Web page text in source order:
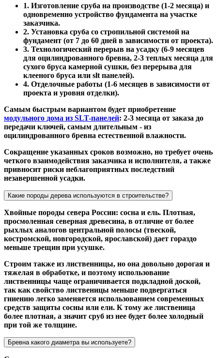
1. Изготовление сруба на производстве (1-2 месяца) и
одновременно устройство фундамента на участке
заказчика.
2. Установка сруба со стропильной системой на
фундамент (от 7 до 60 дней в зависимости от проекта).
3. Технологический перерыв на усадку (6-9 месяцев
для оцилиндрованного бревна, 2-3 теплых месяца для
сухого бруса камерной сушки, без перерыва для
клееного бруса или slt панелей).
4. Отделочные работы (1-6 месяцев в зависимости от
проекта и уровня отделки).
Самым быстрым вариантом будет приобретение
модульного дома из SLT-панелей: 2-3 месяца от заказа до
передачи ключей, самым длительным - из
оцилиндрованного бревна естественной влажности.
Сокращение указанных сроков возможно, но требует очень
четкого взаимодействия заказчика и исполнителя, а также
привносит риски неблагоприятных последствий
незавершенной усадки.
Какие породы дерева используются в строительстве?
Хвойные породы севера России: сосна и ель. Плотная,
просмоленная северная древесина, в отличие от более
рыхлых аналогов центральной полосы (твеской,
костромской, новгородской, ярославской) дает гораздо
меньше трещин при усушке.
Строим также из лиственницы, но она довольно дорогая и
тяжелая в обработке, и поэтому использование
лиственницы чаще ограничивается подкладной доской,
так как свойство лиственицы меньше подвергаться
гниению легко заменяется использованием современных
средств защиты сосны или ели. К тому же лиственица
более плотная, а значит сруб из нее будет более холодный
при той же толщине.
Бревна какого диаметра вы используете?